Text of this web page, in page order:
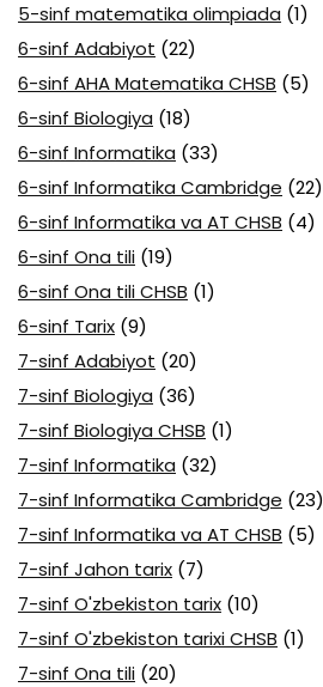
5-sinf matematika olimpiada (1)
6-sinf Adabiyot (22)
6-sinf AHA Matematika CHSB (5)
6-sinf Biologiya (18)
6-sinf Informatika (33)
6-sinf Informatika Cambridge (22)
6-sinf Informatika va AT CHSB (4)
6-sinf Ona tili (19)
6-sinf Ona tili CHSB (1)
6-sinf Tarix (9)
7-sinf Adabiyot (20)
7-sinf Biologiya (36)
7-sinf Biologiya CHSB (1)
7-sinf Informatika (32)
7-sinf Informatika Cambridge (23)
7-sinf Informatika va AT CHSB (5)
7-sinf Jahon tarix (7)
7-sinf O'zbekiston tarix (10)
7-sinf O'zbekiston tarixi CHSB (1)
7-sinf Ona tili (20)